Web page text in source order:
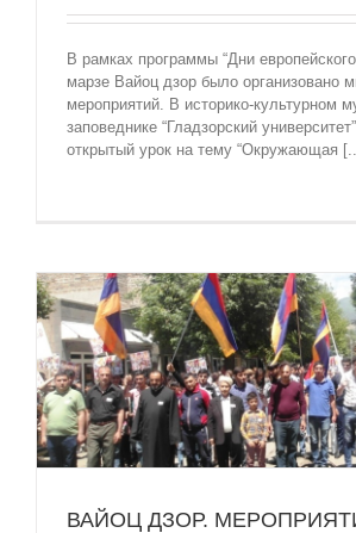
В рамках программы “Дни
марзе Вайоц дзор было организовано
мероприятий. В историко-культурном
заповеднике “Гладзорский
открытый урок на тему “Окружающая
ВАЙОЦ ДЗОР.